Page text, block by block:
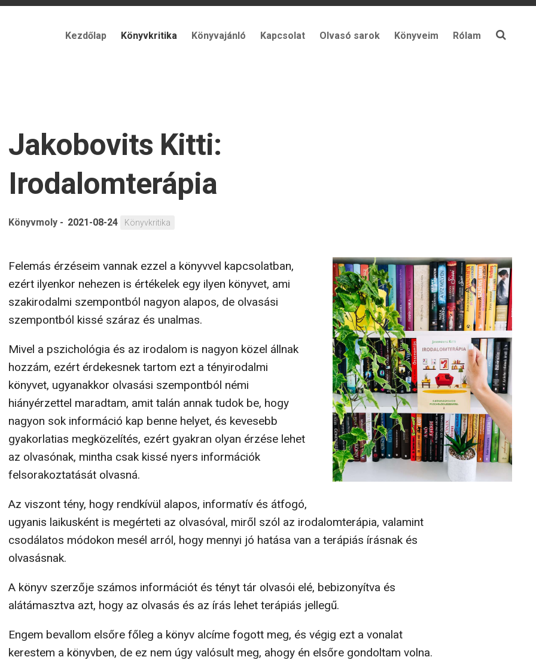
Kezdőlap Könyvkritika Könyvajánló Kapcsolat Olvasó sarok Könyveim Rólam
Jakobovits Kitti:
Irodalomterápia
Könyvmoly - 2021-08-24 Könyvkritika
Felemás érzéseim vannak ezzel a könyvvel kapcsolatban,
ezért ilyenkor nehezen is értékelek egy ilyen könyvet, ami
szakirodalmi szempontból nagyon alapos, de olvasási
szempontból kissé száraz és unalmas.
Mivel a pszichológia és az irodalom is nagyon közel állnak
hozzám, ezért érdekesnek tartom ezt a tényirodalmi
könyvet, ugyanakkor olvasási szempontból némi
hiányérzettel maradtam, amit talán annak tudok be, hogy
nagyon sok információ kap benne helyet, és kevesebb
gyakorlatias megközelítés, ezért gyakran olyan érzése lehet
az olvasónak, mintha csak kissé nyers információk
felsorakoztatását olvasná.
Az viszont tény, hogy rendkívül alapos, informatív és átfogó,
ugyanis laikusként is megérteti az olvasóval, miről szól az irodalomterápia, valamint
csodálatos módokon mesél arról, hogy mennyi jó hatása van a terápiás írásnak és
olvasásnak.
A könyv szerzője számos információt és tényt tár olvasói elé, bebizonyítva és
alátámasztva azt, hogy az olvasás és az írás lehet terápiás jellegű.
Engem bevallom elsőre főleg a könyv alcíme fogott meg, és végig ezt a vonalat
kerestem a könyvben, de ez nem úgy valósult meg, ahogy én elsőre gondoltam volna.